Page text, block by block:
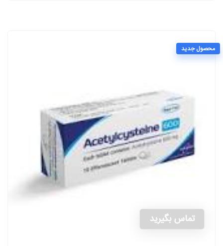
محصول جدید
تماس بگیرید